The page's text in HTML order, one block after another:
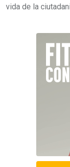
vida de la